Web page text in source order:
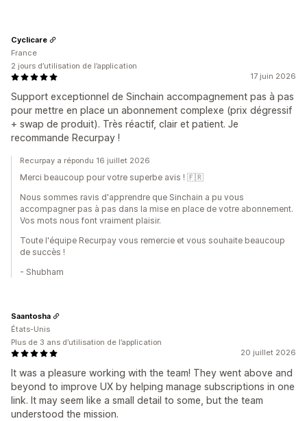
17 juin 2026
Support exceptionnel de Sinchain accompagnement pas à pas
pour mettre en place un abonnement complexe (prix dégressif
+ swap de produit). Très réactif, clair et patient. Je
recommande Recurpay !
Cyclicare
France
2 jours d’utilisation de l’application
Recurpay a répondu 16 juillet 2026
Merci beaucoup pour votre superbe avis ! 🇫🇷
Nous sommes ravis d'apprendre que Sinchain a pu vous
accompagner pas à pas dans la mise en place de votre abonnement.
Vos mots nous font vraiment plaisir.
Toute l'équipe Recurpay vous remercie et vous souhaite beaucoup
de succès !
- Shubham
20 juillet 2026
It was a pleasure working with the team! They went above and
beyond to improve UX by helping manage subscriptions in one
link. It may seem like a small detail to some, but the team
understood the mission.
Saantosha
États-Unis
Plus de 3 ans d’utilisation de l’application